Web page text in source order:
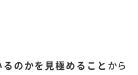
のかを見極めること から